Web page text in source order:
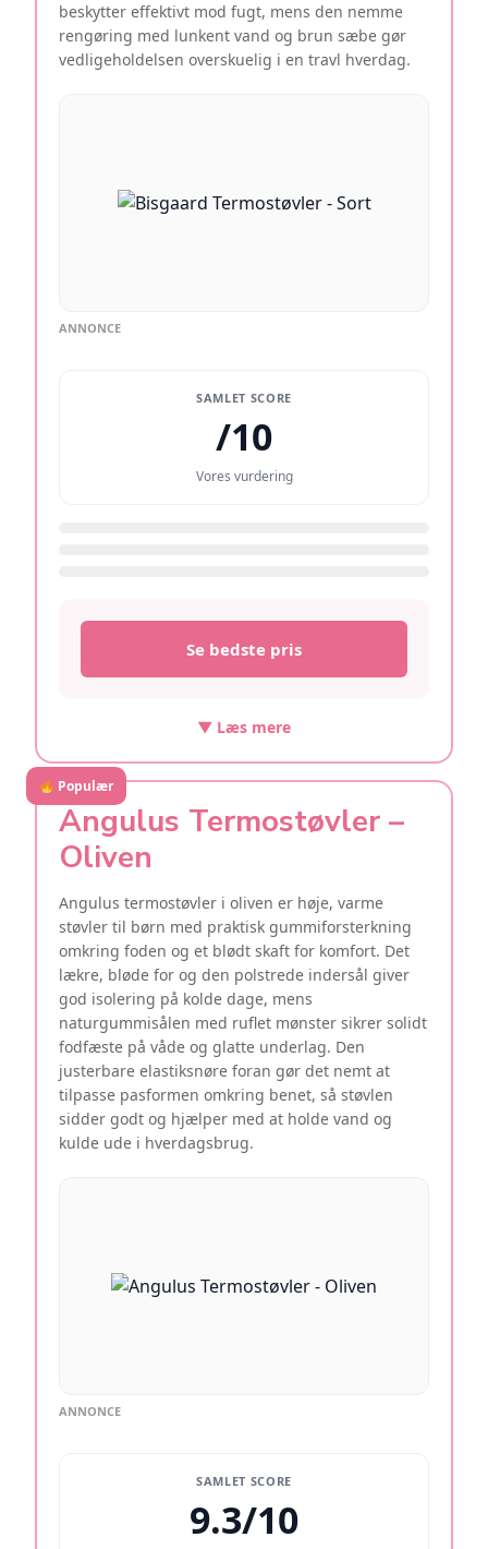
beskytter effektivt mod fugt, mens den nemme
rengøring med lunkent vand og brun sæbe gør
vedligeholdelsen overskuelig i en travl hverdag.
ANNONCE
SAMLET SCORE
/10
Vores vurdering
Se bedste pris
▼ Læs mere
Populær
Angulus Termostøvler –
Oliven
Angulus termostøvler i oliven er høje, varme
støvler til børn med praktisk gummiforsterkning
omkring foden og et blødt skaft for komfort. Det
lækre, bløde for og den polstrede indersål giver
god isolering på kolde dage, mens
naturgummisålen med ruflet mønster sikrer solidt
fodfæste på våde og glatte underlag. Den
justerbare elastiksnøre foran gør det nemt at
tilpasse pasformen omkring benet, så støvlen
sidder godt og hjælper med at holde vand og
kulde ude i hverdagsbrug.
ANNONCE
SAMLET SCORE
9.3/10